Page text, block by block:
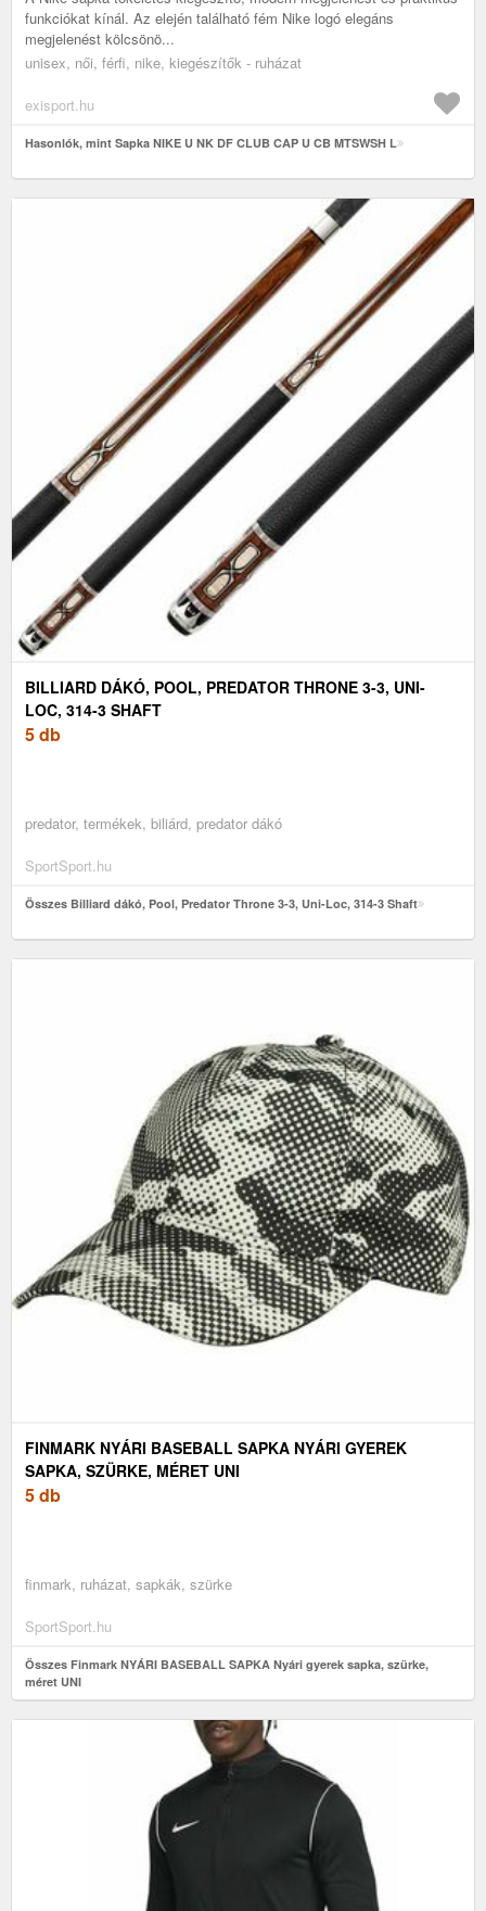
funkciókat kínál. Az elején található fém Nike logó elegáns
megjelenést kölcsönö...
unisex, női, férfi, nike, kiegészítők - ruházat
exisport.hu
Hasonlók, mint Sapka NIKE U NK DF CLUB CAP U CB MTSWSH L
BILLIARD DÁKÓ, POOL, PREDATOR THRONE 3-3, UNI-
LOC, 314-3 SHAFT
5 db
predator, termékek, biliárd, predator dákó
SportSport.hu
Összes Billiard dákó, Pool, Predator Throne 3-3, Uni-Loc, 314-3 Shaft
FINMARK NYÁRI BASEBALL SAPKA NYÁRI GYEREK
SAPKA, SZÜRKE, MÉRET UNI
5 db
finmark, ruházat, sapkák, szürke
SportSport.hu
Összes Finmark NYÁRI BASEBALL SAPKA Nyári gyerek sapka, szürke,
méret UNI